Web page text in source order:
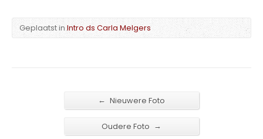
Geplaatst inIntro ds Carla Melgers
← Nieuwere Foto
Oudere Foto →